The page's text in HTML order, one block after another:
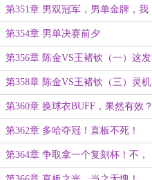
第351章 男双冠军，男单金牌，我
全都要！
第354章 男单决赛前夕
第356章 陈金VS王褚钦（一）这发
球……隐蔽性真高！
第358章 陈金VS王褚钦（三）灵机
一动的吸短！
第360章 换球衣BUFF，果然有效？
第362章 多哈夺冠！直板不死！
第364章 争取拿一个复刻杯！不，